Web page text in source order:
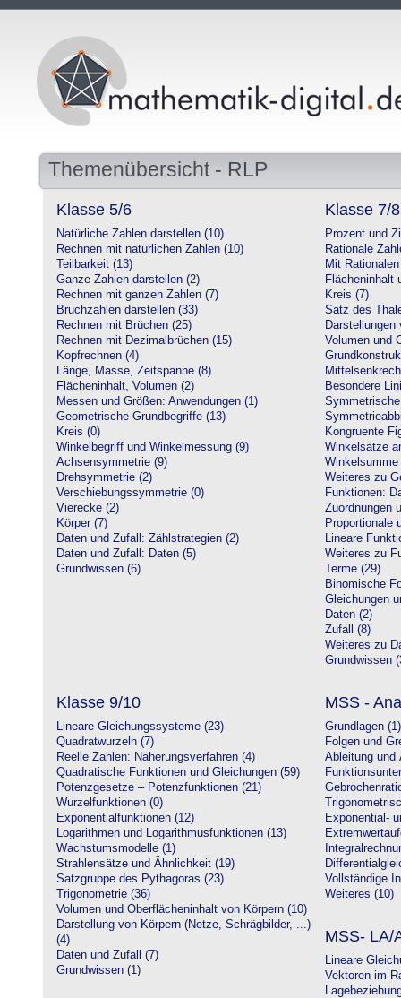
Themenübersicht - RLP
Klasse 5/6
Natürliche Zahlen darstellen (10)
Rechnen mit natürlichen Zahlen (10)
Teilbarkeit (13)
Ganze Zahlen darstellen (2)
Rechnen mit ganzen Zahlen (7)
Bruchzahlen darstellen (33)
Rechnen mit Brüchen (25)
Rechnen mit Dezimalbrüchen (15)
Kopfrechnen (4)
Länge, Masse, Zeitspanne (8)
Flächeninhalt, Volumen (2)
Messen und Größen: Anwendungen (1)
Geometrische Grundbegriffe (13)
Kreis (0)
Winkelbegriff und Winkelmessung (9)
Achsensymmetrie (9)
Drehsymmetrie (2)
Verschiebungssymmetrie (0)
Vierecke (2)
Körper (7)
Daten und Zufall: Zählstrategien (2)
Daten und Zufall: Daten (5)
Grundwissen (6)
Klasse 7/8
Prozent und
Rationale
Mit
Flächeninhalt
Kreis (7)
Satz des
Darstellungen
Volumen und
Besondere
Kongruente
Winkelsätze
Weiteres zu
Funktionen:
Zuordnungen
Proportionale
Lineare
Weiteres zu
Terme (29)
Binomische
Gleichungen
Daten (2)
Zufall (8)
Weiteres zu
Grundwissen
Klasse 9/10
Lineare Gleichungssysteme (23)
Quadratwurzeln (7)
Reelle Zahlen: Näherungsverfahren (4)
Quadratische Funktionen und Gleichungen (59)
Potenzgesetze – Potenzfunktionen (21)
Wurzelfunktionen (0)
Exponentialfunktionen (12)
Logarithmen und Logarithmusfunktionen (13)
Wachstumsmodelle (1)
Strahlensätze und Ähnlichkeit (19)
Satzgruppe des Pythagoras (23)
Trigonometrie (36)
Volumen und Oberflächeninhalt von Körpern (10)
Darstellung von Körpern (Netze, Schrägbilder, ...)
(4)
Daten und Zufall (7)
Grundwissen (1)
MSS -
Grundlagen (1)
Folgen und
Ableitung und
Exponential-
Vollständige
Weiteres (10)
MSS- LA/
Lineare
Vektoren im